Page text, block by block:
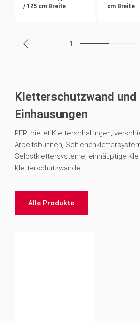
/ 125 cm Breite
cm Breite
1
Kletterschutzwand und
Einhausungen
PERI bietet Kletterschalungen,
Arbeitsbühnen,
Selbstklettersysteme, einhäuptige
Kletterschutzwände
Alle Produkte